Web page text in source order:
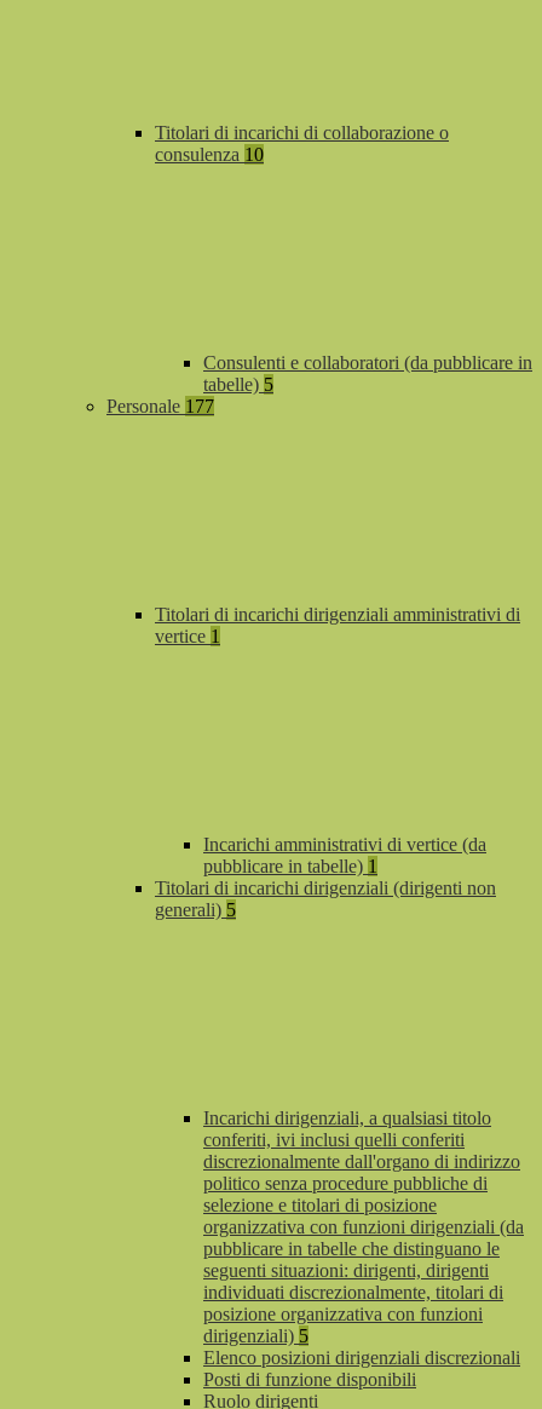
Titolari di incarichi di collaborazione o
consulenza 10
Consulenti e collaboratori (da pubblicare in
tabelle) 5
Personale 177
Titolari di incarichi dirigenziali amministrativi di
vertice 1
Incarichi amministrativi di vertice (da
pubblicare in tabelle) 1
Titolari di incarichi dirigenziali (dirigenti non
generali) 5
Incarichi dirigenziali, a qualsiasi titolo
conferiti, ivi inclusi quelli conferiti
discrezionalmente dall'organo di indirizzo
politico senza procedure pubbliche di
selezione e titolari di posizione
organizzativa con funzioni dirigenziali (da
pubblicare in tabelle che distinguano le
seguenti situazioni: dirigenti, dirigenti
individuati discrezionalmente, titolari di
posizione organizzativa con funzioni
dirigenziali) 5
Elenco posizioni dirigenziali discrezionali
Posti di funzione disponibili
Ruolo dirigenti